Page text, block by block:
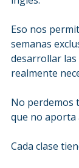
Eso nos
semanas
desarrollar las
realmente
No perdemos
que no aporta
Cada clase